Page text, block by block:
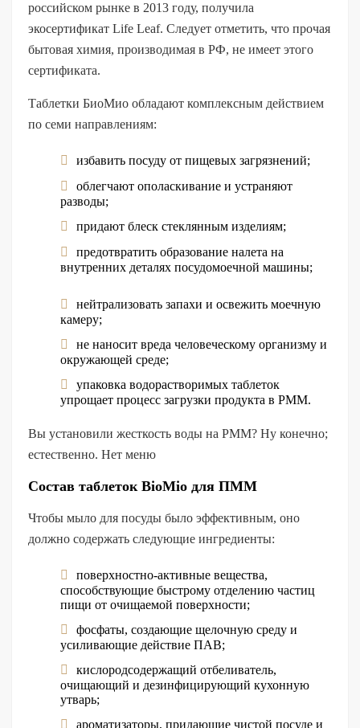
российском рынке в 2013 году, получила
экосертификат Life Leaf. Следует отметить, что прочая
бытовая химия, производимая в РФ, не имеет этого
сертификата.
Таблетки БиоМио обладают комплексным действием
по семи направлениям:
избавить посуду от пищевых загрязнений;
облегчают ополаскивание и устраняют
разводы;
придают блеск стеклянным изделиям;
предотвратить образование налета на
внутренних деталях посудомоечной машины;
нейтрализовать запахи и освежить моечную
камеру;
не наносит вреда человеческому организму и
окружающей среде;
упаковка водорастворимых таблеток
упрощает процесс загрузки продукта в PMM.
Вы установили жесткость воды на PMM? Ну конечно;
естественно. Нет меню
Состав таблеток BioMio для ПММ
Чтобы мыло для посуды было эффективным, оно
должно содержать следующие ингредиенты:
поверхностно-активные вещества,
способствующие быстрому отделению частиц
пищи от очищаемой поверхности;
фосфаты, создающие щелочную среду и
усиливающие действие ПАВ;
кислородсодержащий отбеливатель,
очищающий и дезинфицирующий кухонную
утварь;
ароматизаторы, придающие чистой посуде и